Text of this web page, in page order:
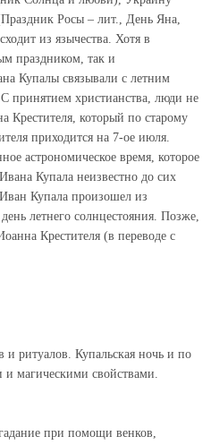
Росы – лит., День Яна,
из язычества. Хотя в
праздником, так и
Купалы связывали с летним
принятием христианства, люди не
Крестителя, который по старому
приходится на 7-ое июля.
астрономическое время, которое
Купала неизвестно до сих
Купала произошел из
летнего солнцестояния. Позже,
Крестителя (в переводе с
ритуалов. Купальская ночь и по
и магическими свойствами.
при помощи венков,